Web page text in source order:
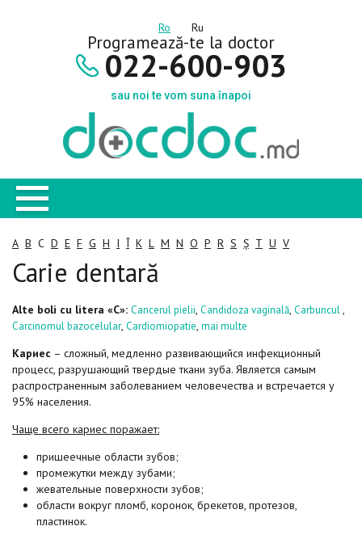
Ro Ru
Programează-te la doctor
022-600-903
sau noi te vom suna înapoi
A B C D E F G H I Î K L M N O P R S Ș T U V
Carie dentară
Alte boli cu litera «C»: Cancerul pielii, Candidoza vaginală, Carbuncul,
Carcinomul bazocelular, Cardiomiopatie, mai multe
Кариес – сложный, медленно развивающийся инфекционный
процесс, разрушающий твердые ткани зуба. Является самым
распространенным заболеванием человечества и встречается у
95% населения.
Чаще всего кариес поражает:
пришеечные области зубов;
промежутки между зубами;
жевательные поверхности зубов;
области вокруг пломб, коронок, брекетов, протезов,
пластинок.